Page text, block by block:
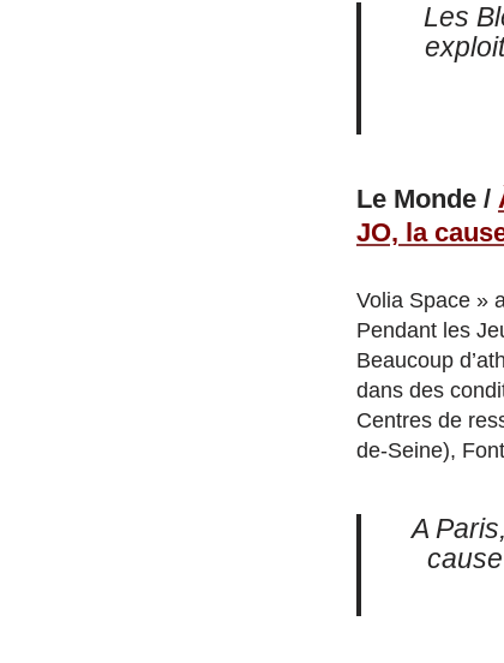
Les
Le Monde /
JO, la
Volia Space »
Pendant les
Beaucoup
dans des
Centres de
de-Seine),
A